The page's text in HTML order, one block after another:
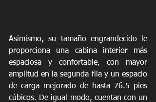
Asimismo, su tamaño engrandecido le
proporciona una cabina interior más
espaciosa y confortable, con mayor
amplitud en la segunda fila y un espacio
de carga mejorado de hasta 76.5 pies
cúbicos. De igual modo, cuentan con un